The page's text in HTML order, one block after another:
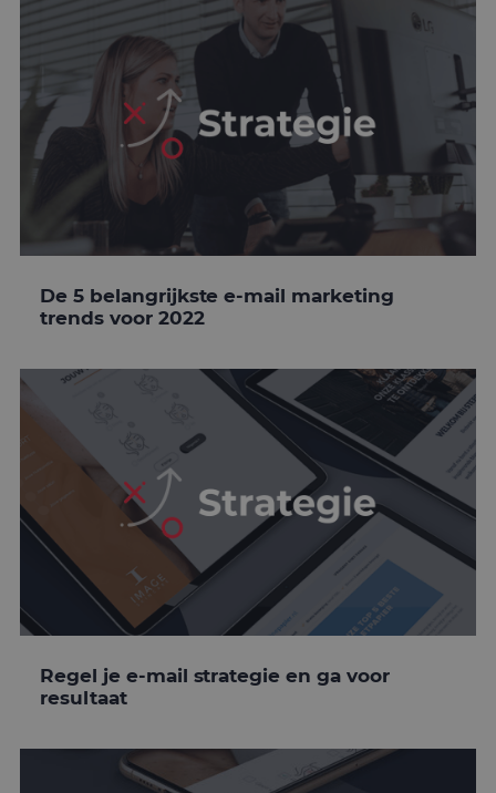
De 5 belangrijkste e-mail marketing
trends voor 2022
Regel je e-mail strategie en ga voor
resultaat